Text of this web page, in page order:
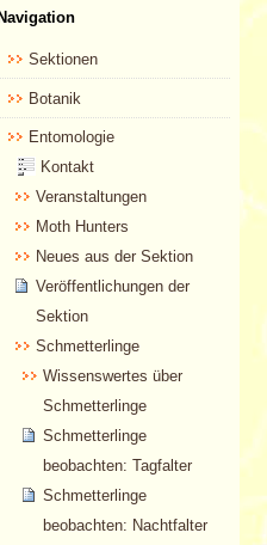
Navigation
Sektionen
Botanik
Entomologie
Kontakt
Veranstaltungen
Moth Hunters
Neues aus der Sektion
Veröffentlichungen der
Sektion
Schmetterlinge
Wissenswertes über
Schmetterlinge
Schmetterlinge
beobachten: Tagfalter
Schmetterlinge
beobachten: Nachtfalter